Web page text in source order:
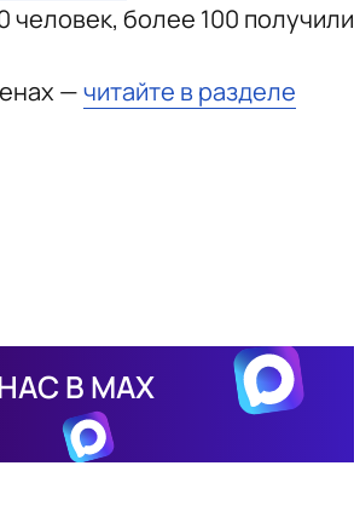
более 100 получили
—читайте в разделе
В MAX